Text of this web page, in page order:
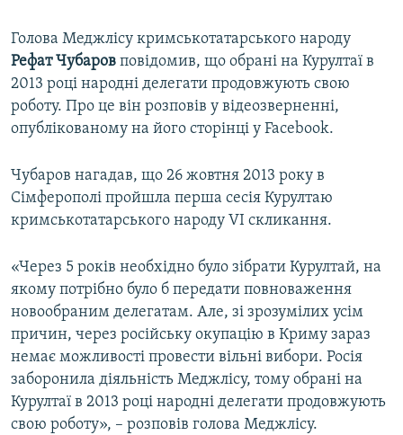
Усі сайти RFE/RL
Голова Меджлісу кримськотатарського народу
Рефат Чубаров повідомив, що обрані на Курултаї в
2013 році народні делегати продовжують свою
роботу. Про це він розповів у відеозверненні,
опублікованому на його сторінці у Facebook.
Чубаров нагадав, що 26 жовтня 2013 року в
Сімферополі пройшла перша сесія Курултаю
кримськотатарського народу VI скликання.
«Через 5 років необхідно було зібрати Курултай, на
якому потрібно було б передати повноваження
новообраним делегатам. Але, зі зрозумілих усім
причин, через російську окупацію в Криму зараз
немає можливості провести вільні вибори. Росія
заборонила діяльність Меджлісу, тому обрані на
Курултаї в 2013 році народні делегати продовжують
свою роботу», – розповів голова Меджлісу.